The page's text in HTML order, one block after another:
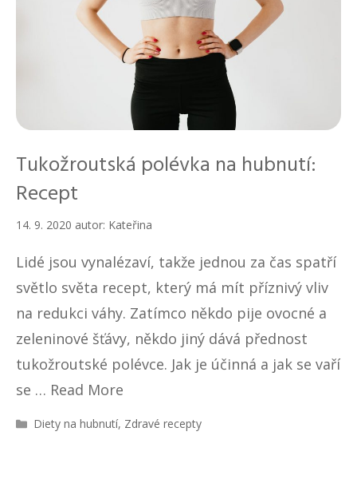
Tukožroutská polévka na hubnutí:
Recept
14. 9. 2020 autor: Kateřina
Lidé jsou vynalézaví, takže jednou za čas spatří
světlo světa recept, který má mít příznivý vliv
na redukci váhy. Zatímco někdo pije ovocné a
zeleninové šťávy, někdo jiný dává přednost
tukožroutské polévce. Jak je účinná a jak se vaří
se … Read More
R
Diety na hubnutí, Zdravé recepty